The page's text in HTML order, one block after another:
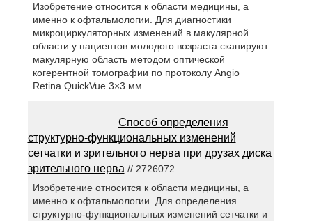
Изобретение относится к области медицины, а
именно к офтальмологии. Для диагностики
микроциркуляторных изменений в макулярной
области у пациентов молодого возраста сканируют
макулярную область методом оптической
когерентной томографии по протоколу Angio
Retina QuickVue 3×3 мм.
Способ определения
структурно-функциональных изменений
сетчатки и зрительного нерва при друзах диска
зрительного нерва // 2726072
Изобретение относится к области медицины, а
именно к офтальмологии. Для определения
структурно-функциональных изменений сетчатки и